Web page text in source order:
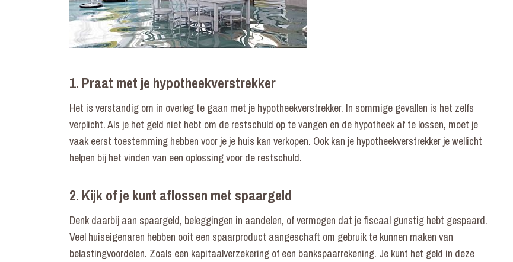
1. Praat met je hypotheekverstrekker
Het is verstandig om in overleg te gaan met je hypotheekverstrekker. In sommige gevallen is het zelfs
verplicht. Als je het geld niet hebt om de restschuld op te vangen en de hypotheek af te lossen, moet je
vaak eerst toestemming hebben voor je je huis kan verkopen. Ook kan je hypotheekverstrekker je wellicht
helpen bij het vinden van een oplossing voor de restschuld.
2. Kijk of je kunt aflossen met spaargeld
Denk daarbij aan spaargeld, beleggingen in aandelen, of vermogen dat je fiscaal gunstig hebt gespaard.
Veel huiseigenaren hebben ooit een spaarproduct aangeschaft om gebruik te kunnen maken van
belastingvoordelen. Zoals een kapitaalverzekering of een bankspaarrekening. Je kunt het geld in deze